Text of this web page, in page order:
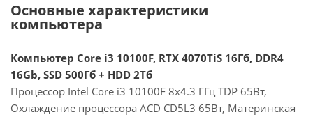
Основные характеристики
компьютера
Компьютер Core i3 10100F, RTX 4070TiS 16Гб, DDR4
16Gb, SSD 500Гб + HDD 2Тб
Процессор Intel Core i3 10100F 8x4.3 ГГц TDP 65Вт,
Охлаждение процессора ACD CD5L3 65Вт, Материнская